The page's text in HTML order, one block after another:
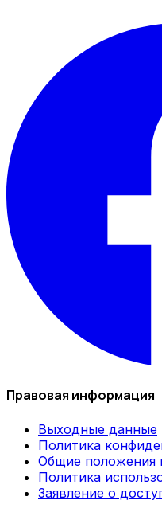
Правовая информация
Выходные данные
Политика
Общие положения
Политика
Заявление о